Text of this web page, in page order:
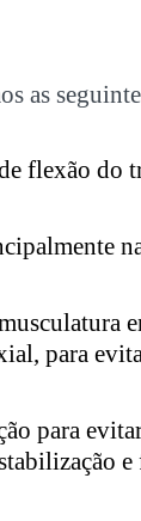
as
flexão do
para
para